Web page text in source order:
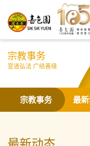
宗教事务
宣道弘法 广结善缘
宗教事务 最